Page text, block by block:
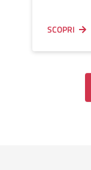
SCOPRI